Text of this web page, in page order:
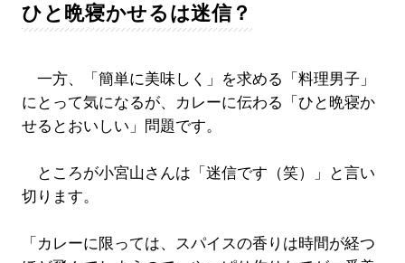
ひと晩寝かせるは迷信？
一方、「簡単に美味しく」を求める「料理男子」
にとって気になるが、カレーに伝わる「ひと晩寝か
せるとおいしい」問題です。
ところが小宮山さんは「迷信です（笑）」と言い
切ります。
「カレーに限っては、スパイスの香りは時間が経つ